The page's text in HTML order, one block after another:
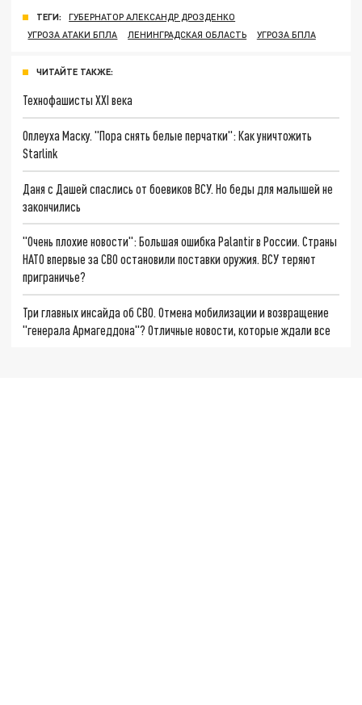
ТЕГИ:
ГУБЕРНАТОР АЛЕКСАНДР ДРОЗДЕНКО
УГРОЗА АТАКИ БПЛА
ЛЕНИНГРАДСКАЯ ОБЛАСТЬ УГРОЗА БПЛА
ЧИТАЙТЕ ТАКЖЕ:
Технофашисты XXI века
Оплеуха Маску. "Пора снять белые перчатки": Как уничтожить
Starlink
Даня с Дашей спаслись от боевиков ВСУ. Но беды для малышей не
закончились
"Очень плохие новости": Большая ошибка Palantir в России. Страны
НАТО впервые за СВО остановили поставки оружия. ВСУ теряют
приграничье?
Три главных инсайда об СВО. Отмена мобилизации и возвращение
"генерала Армагеддона"? Отличные новости, которые ждали все